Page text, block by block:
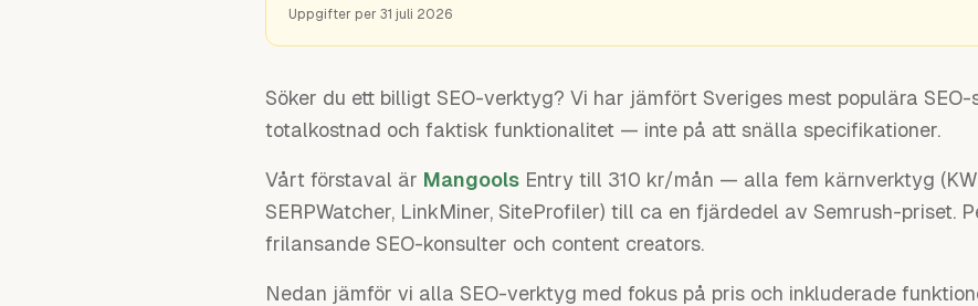
Uppgifter per 31 juli 2026
Söker du ett billigt SEO-verktyg? Vi har jämfört Sveriges mest populära
totalkostnad och faktisk funktionalitet — inte på att snälla specifikationer.
Vårt förstaval är Mangools Entry till 310 kr/mån — alla fem kärnverktyg
SERPWatcher, LinkMiner, SiteProfiler) till ca en fjärdedel av Semrush-priset.
frilansande SEO-konsulter och content creators.
Nedan jämför vi alla SEO-verktyg med fokus på pris och inkluderade